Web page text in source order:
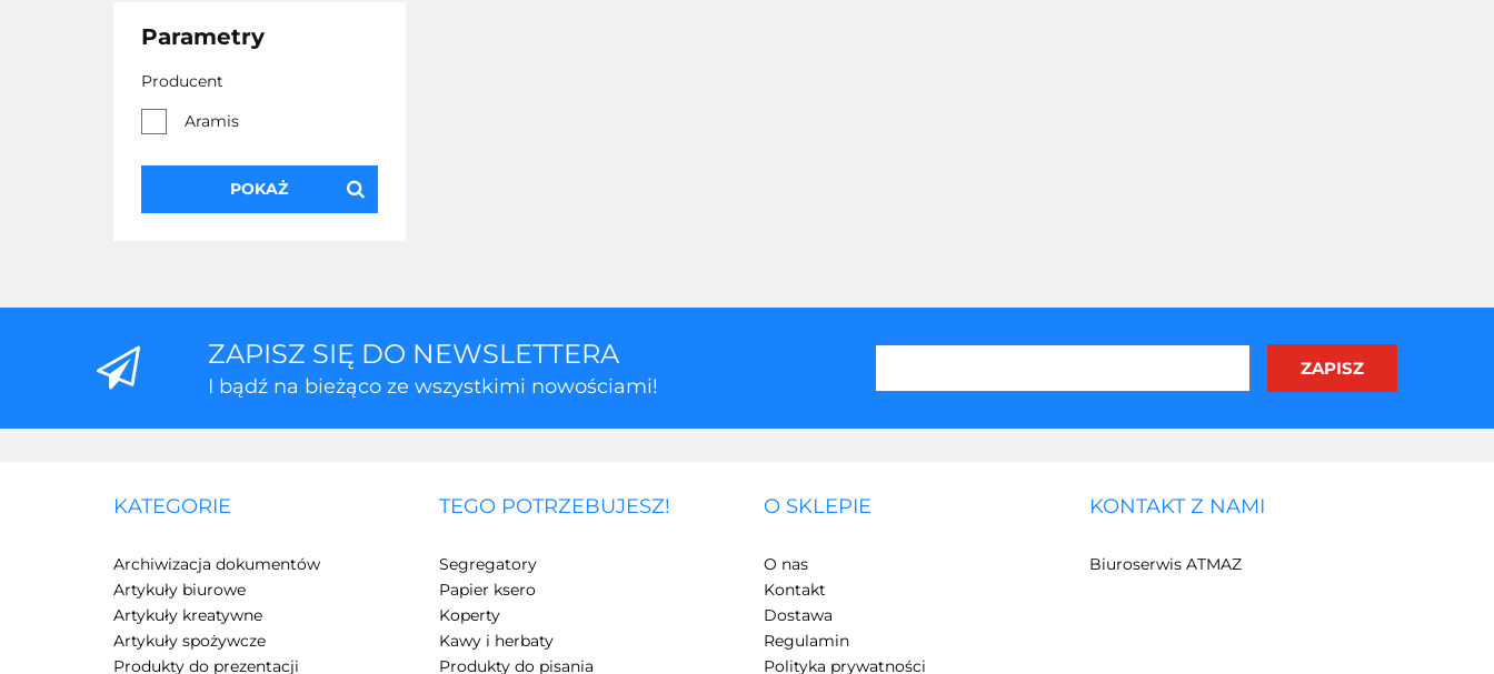
Parametry
Producent
Aramis
POKAŻ
ZAPISZ SIĘ DO NEWSLETTERA
I bądź na bieżąco ze wszystkimi nowościami!
KATEGORIE
Archiwizacja dokumentów
Artykuły biurowe
Artykuły kreatywne
Artykuły spożywcze
Produkty do prezentacji
TEGO POTRZEBUJESZ!
Segregatory
Papier ksero
Koperty
Kawy i herbaty
Produkty do pisania
O SKLEPIE
O nas
Kontakt
Dostawa
Regulamin
Polityka prywatności
KONTAKT Z NAMI
Biuroserwis ATMAZ